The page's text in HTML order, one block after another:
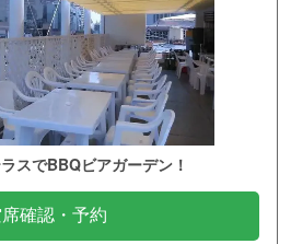
スでBBQビアガーデン！
確認・予約